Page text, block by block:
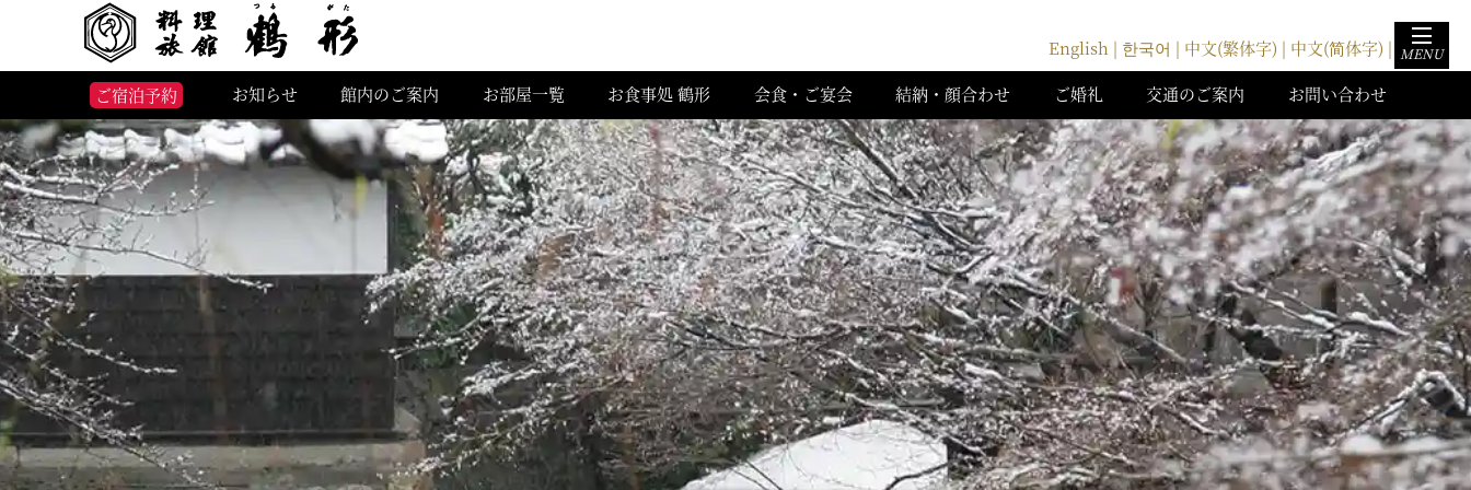
English | 한국어 | 中文(繁体字) | 中文(简体字) |
ご宿泊予約 お知らせ 館内のご案内 お部屋一覧 お食事処 鶴形 会食・ご宴会 結納・顔合わせ ご婚礼 交通のご案内 お問い合わせ
MENU